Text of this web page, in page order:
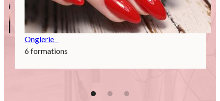
Onglerie
6 formations